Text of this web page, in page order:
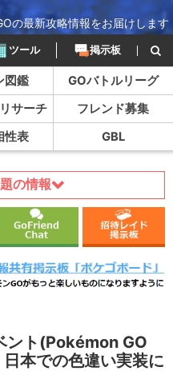
の最新攻略情報をお届けします
ツール 掲示板
図鑑
GOバトルリーグ
サーチ
フレンド募集
性表 GBL
の情報
ント(Pokémon GO
本での色違い実装に